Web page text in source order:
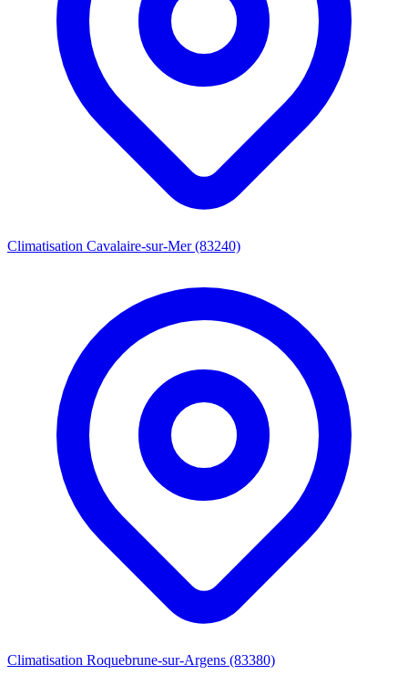
Climatisation Cavalaire-sur-Mer (83240)
Climatisation Roquebrune-sur-Argens (83380)